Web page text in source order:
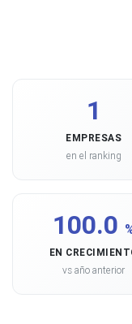
1
EMPRESAS
en el ranking
100.0
EN
vs año anterior